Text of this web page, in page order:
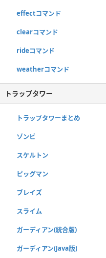
effectコマンド
clearコマンド
rideコマンド
weatherコマンド
トラップタワー
トラップタワーまとめ
ゾンビ
スケルトン
ピッグマン
ブレイズ
スライム
ガーディアン(統合版)
ガーディアン(Java版)